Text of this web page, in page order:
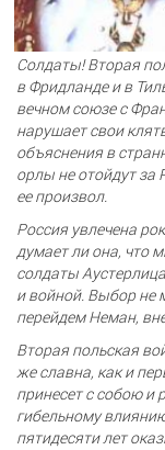
Солдаты! Вторая
в Фридланде и в
вечном союзе с
нарушает свои
объяснения в
орлы не отойдут за
ее произвол.
Россия увлечена
думает ли она, что
солдаты
и войной. Выбор не
перейдем Неман,
Вторая польская
же славна, как и
принесет с собою и
гибельному
пятидесяти лет